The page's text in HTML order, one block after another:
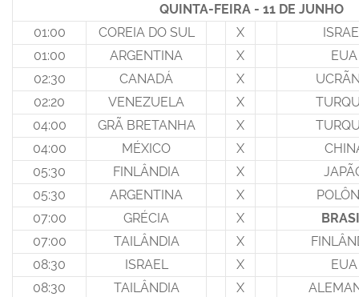
QUINTA-FEIRA - 11 DE JUNHO
01:00
COREIA DO SUL X
01:00
ARGENTINA X
EUA
02:30
CANADÁ X
02:20
VENEZUELA X
04:00
GRÃ BRETANHA X
04:00
MÉXICO X
05:30
FINLÂNDIA X
05:30
ARGENTINA X
07:00
GRÉCIA X
07:00
TAILÂNDIA X
08:30
ISRAEL X
EUA
08:30
TAILÂNDIA X